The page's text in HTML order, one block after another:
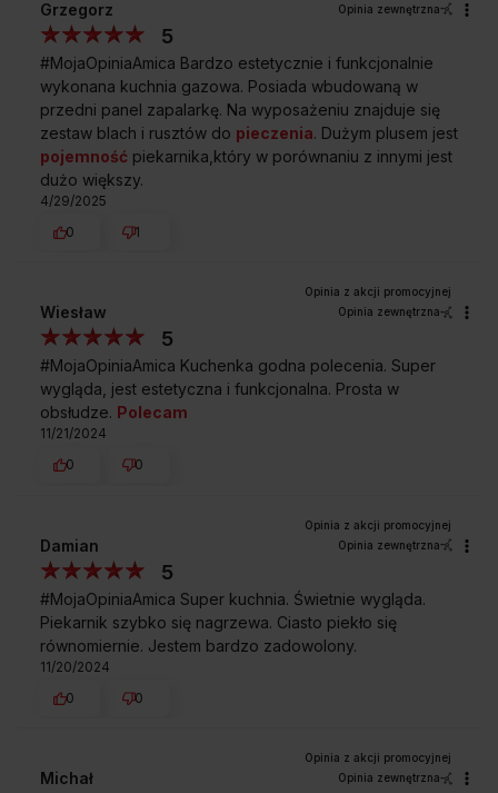
zastosowano specjalny zawór odcinający dopływ gazu.
Bezpieczeństwo ponad wszystko!
Przedstawione grafiki urządzenia są wizualizacją i mogą różnić
Praktyczny poradnik z parametrami pieczenia
Sprawdź wymiary kuchni
A
SZEROKOŚĆ 50,0 cm
B
Grzegorz Opinia zewnętrzna
5
#MojaOpiniaAmica Bardzo estetycznie i funkcjonalnie
wykonana kuchnia gazowa. Posiada wbudowaną w
przedni panel zapalarkę. Na wyposażeniu znajduje się
zestaw blach i rusztów do pieczenia. Dużym plusem jest
pojemność piekarnika,który w porównaniu z innymi jest
dużo większy.
4/29/2025
0
1
Wiesław Opinia zewnętrzna
5
#MojaOpiniaAmica Kuchenka godna polecenia. Super
wygląda, jest estetyczna i funkcjonalna. Prosta w
obsłudze. Polecam
11/21/2024
0
0
Damian Opinia zewnętrzna
5
#MojaOpiniaAmica Super kuchnia. Świetnie wygląda.
Piekarnik szybko się nagrzewa. Ciasto piekło się
równomiernie. Jestem bardzo zadowolony.
11/20/2024
0
0
Michał Opinia zewnętrzna